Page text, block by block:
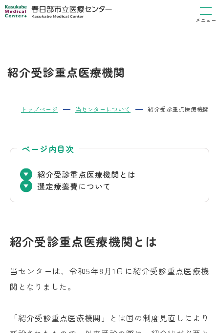
メニュー
紹介受診重点医療機関
トップページ 当センターについて 紹介受診重点医療機関
ページ内目次
紹介受診重点医療機関とは
選定療養費について
紹介受診重点医療機関とは
当センターは、令和5年8月1日に紹介受診重点医療機
関となりました。
「紹介受診重点医療機関」とは国の制度見直しにより